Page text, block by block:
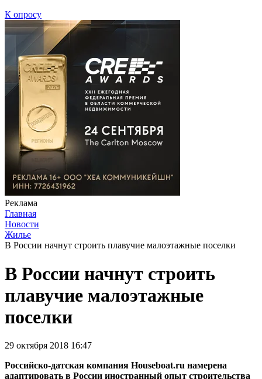
К опросу
Реклама
Главная
Новости
Жилье
В России начнут строить плавучие малоэтажные поселки
В России начнут строить
плавучие малоэтажные
поселки
29 октября 2018 16:47
Российско-датская компания Houseboat.ru намерена
адаптировать в России иностранный опыт строительства